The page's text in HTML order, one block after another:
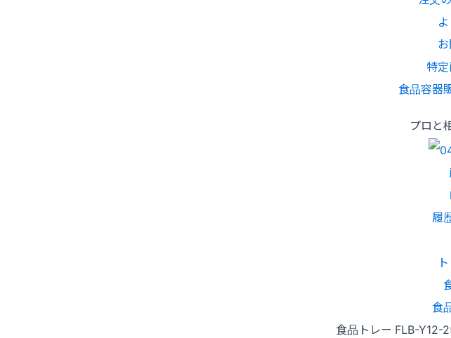
特
食品容器
プロと
履
食
食品トレー FLB-